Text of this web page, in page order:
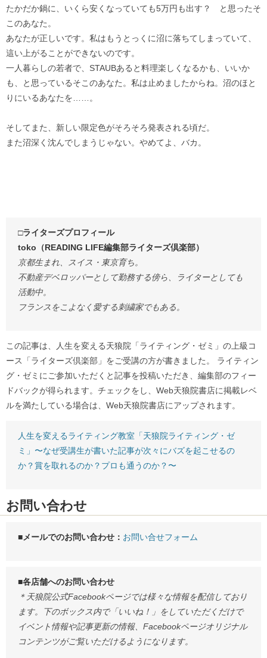
たかだか鍋に、いくら安くなっていても5万円も出す？ と思ったそ
このあなた。
あなたが正しいです。私はもうとっくに沼に落ちてしまっていて、
這い上がることができないのです。
一人暮らしの若者で、STAUBあると料理楽しくなるかも、いいか
も、と思っているそこのあなた。私は止めましたからね。沼のほと
りにいるあなたを……。
そしてまた、新しい限定色がそろそろ発表される頃だ。
また沼深く沈んでしまうじゃない。やめてよ、バカ。
□ライターズプロフィール
toko（READING LIFE編集部ライターズ倶楽部）
京都生まれ、スイス・東京育ち。
不動産デベロッパーとして勤務する傍ら、ライターとしても
活動中。
フランスをこよなく愛する刺繍家でもある。
この記事は、人生を変える天狼院「ライティング・ゼミ」の上級コ
ース「ライターズ倶楽部」をご受講の方が書きました。 ライティン
グ・ゼミにご参加いただくと記事を投稿いただき、編集部のフィー
ドバックが得られます。チェックをし、Web天狼院書店に掲載レベ
ルを満たしている場合は、Web天狼院書店にアップされます。
人生を変えるライティング教室「天狼院ライティング・ゼ
ミ」〜なぜ受講生が書いた記事が次々にバズを起こせるの
か？賞を取れるのか？プロも通うのか？〜
お問い合わせ
■メールでのお問い合わせ： お問い合せフォーム
■各店舗へのお問い合わせ
＊天狼院公式Facebookページでは様々な情報を配信しており
ます。下のボックス内で「いいね！」をしていただくだけで
イベント情報や記事更新の情報、Facebookページオリジナル
コンテンツがご覧いただけるようになります。